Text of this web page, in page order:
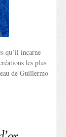
qu’il incarne
les plus
de Guillermo